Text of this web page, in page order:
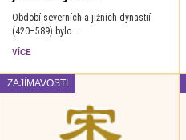
Období severních a jižních dynastií
(420–589) bylo...
VÍCE
ZAJÍMAVOSTI